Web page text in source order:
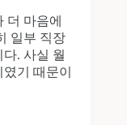
더 마음에
일부 직장
. 사실 월
기 때문이